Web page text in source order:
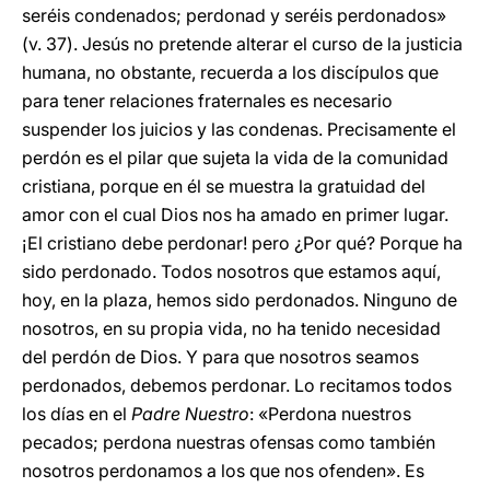
seréis condenados; perdonad y seréis perdonados»
(v. 37). Jesús no pretende alterar el curso de la justicia
humana, no obstante, recuerda a los discípulos que
para tener relaciones fraternales es necesario
suspender los juicios y las condenas. Precisamente el
perdón es el pilar que sujeta la vida de la comunidad
cristiana, porque en él se muestra la gratuidad del
amor con el cual Dios nos ha amado en primer lugar.
¡El cristiano debe perdonar! pero ¿Por qué? Porque ha
sido perdonado. Todos nosotros que estamos aquí,
hoy, en la plaza, hemos sido perdonados. Ninguno de
nosotros, en su propia vida, no ha tenido necesidad
del perdón de Dios. Y para que nosotros seamos
perdonados, debemos perdonar. Lo recitamos todos
los días en el Padre Nuestro: «Perdona nuestros
pecados; perdona nuestras ofensas como también
nosotros perdonamos a los que nos ofenden». Es